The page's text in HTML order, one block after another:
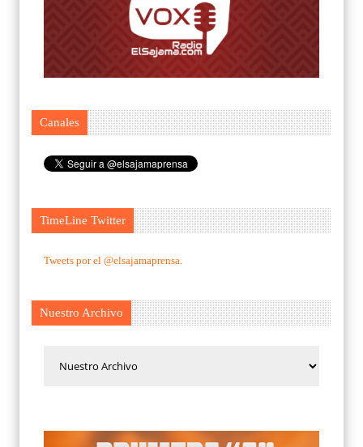
Canales
TimeLine Twitter
Tweets por el @elsajamaprensa.
Nuestro Archivo